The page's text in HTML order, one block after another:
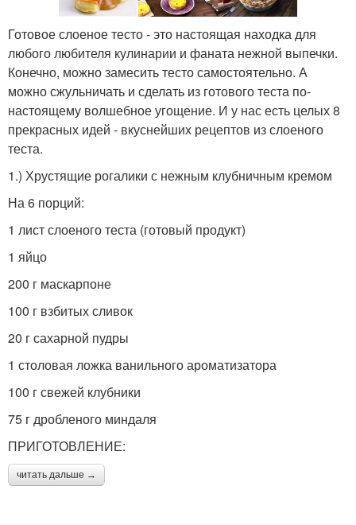
Готовое слоеное тесто - это настоящая находка для
любого любителя кулинарии и фаната нежной выпечки.
Конечно, можно замесить тесто самостоятельно. А
можно сжульничать и сделать из готового теста по-
настоящему волшебное угощение. И у нас есть целых 8
прекрасных идей - вкуснейших рецептов из слоеного
теста.
1.) Хрустящие рогалики с нежным клубничным кремом
На 6 порций:
1 лист слоеного теста (готовый продукт)
1 яйцо
200 г маскарпоне
100 г взбитых сливок
20 г сахарной пудры
1 столовая ложка ванильного ароматизатора
100 г свежей клубники
75 г дробленого миндаля
ПРИГОТОВЛЕНИЕ:
читать дальше →